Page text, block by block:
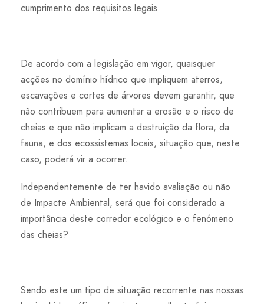
cumprimento dos requisitos legais.
De acordo com a legislação em vigor, quaisquer
acções no domínio hídrico que impliquem aterros,
escavações e cortes de árvores devem garantir, que
não contribuem para aumentar a erosão e o risco de
cheias e que não implicam a destruição da flora, da
fauna, e dos ecossistemas locais, situação que, neste
caso, poderá vir a ocorrer.
Independentemente de ter havido avaliação ou não
de Impacte Ambiental, será que foi considerado a
importância deste corredor ecológico e o fenómeno
das cheias?
Sendo este um tipo de situação recorrente nas nossas